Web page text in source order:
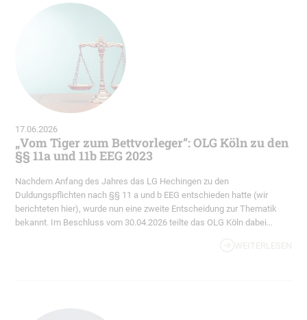
17.06.2026
„Vom Tiger zum Bettvorleger“: OLG Köln zu den
§§ 11a und 11b EEG 2023
Nachdem Anfang des Jahres das LG Hechingen zu den
Duldungspflichten nach §§ 11 a und b EEG entschieden hatte (wir
berichteten hier), wurde nun eine zweite Entscheidung zur Thematik
bekannt. Im Beschluss vom 30.04.2026 teilte das OLG Köln dabei
Antragsgegnerin sowie die Antragstellerin bekamen Spitzen ab.WEITERLESEN